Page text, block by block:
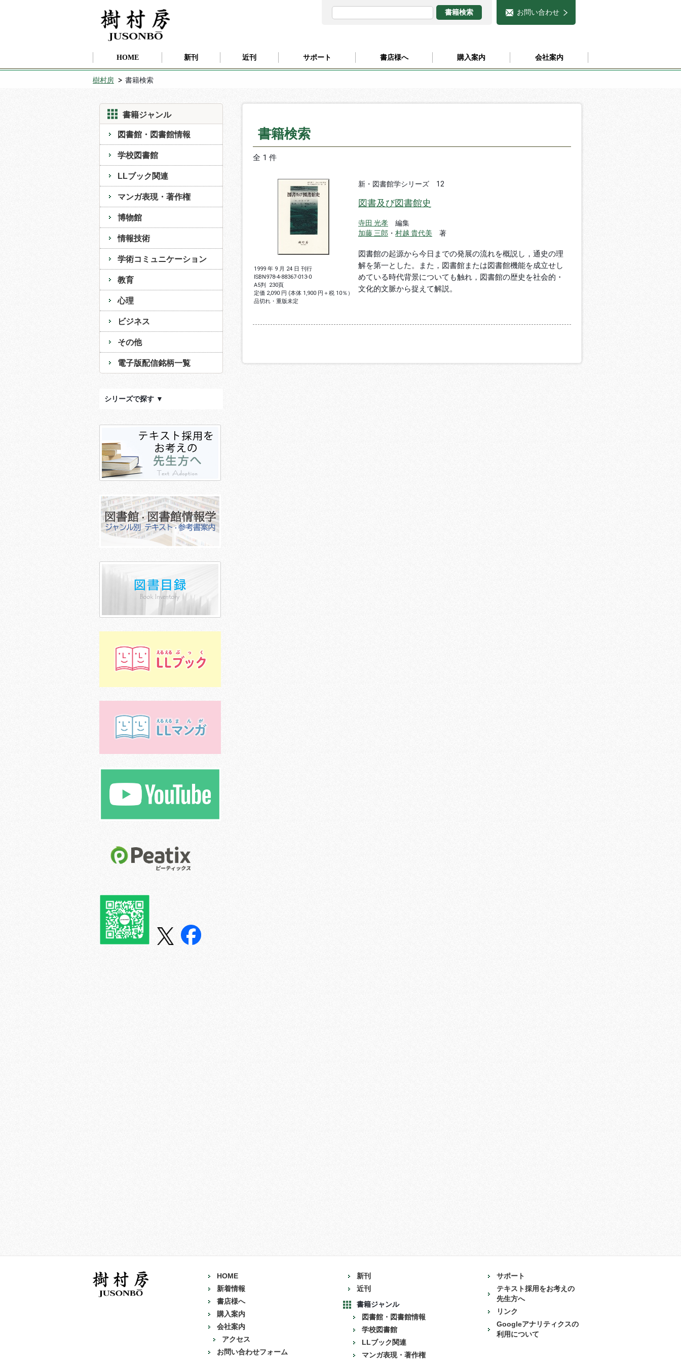
お問い合わせ
HOME 新刊 近刊 サポート 書店様へ 購入案内 会社案内
樹村房 書籍検索
書籍ジャンル
図書館・図書館情報
学校図書館
LLブック関連
マンガ表現・著作権
博物館
情報技術
学術コミュニケーション
教育
心理
ビジネス
その他
電子版配信銘柄一覧
シリーズで探す ▼
書籍検索
全 1 件
1999 年 9 月 24 日 刊行
ISBN978-4-88367-013-0
A5判 230頁
定価 2,090 円 (本体 1,900 円＋税 10％）
品切れ・重版未定
新・図書館学シリーズ 12
図書及び図書館史
寺田 光孝 編集
加藤 三郎 ・ 村越 貴代美 著
図書館の起源から今日までの発展の流れを概説し，通史の理
解を第一とした。また，図書館または図書館機能を成立せし
めている時代背景についても触れ，図書館の歴史を社会的・
文化的文脈から捉えて解説。
HOME
新着情報
書店様へ
購入案内
会社案内
アクセス
お問い合わせフォーム
新刊
近刊
書籍ジャンル
図書館・図書館情報
学校図書館
LLブック関連
マンガ表現・著作権
サポート
テキスト採用をお考えの
先生方へ
リンク
Googleアナリティクスの
利用について